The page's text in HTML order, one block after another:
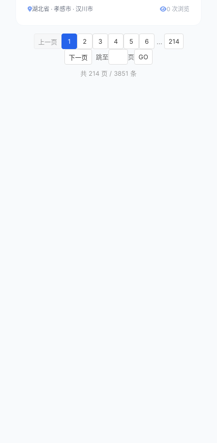
湖北省 · 孝感市 · 汉川市 0 次浏览
上一页 1 2 3 4 5 6 ... 214
下一页 跳至 页 GO
共 214 页 / 3851 条